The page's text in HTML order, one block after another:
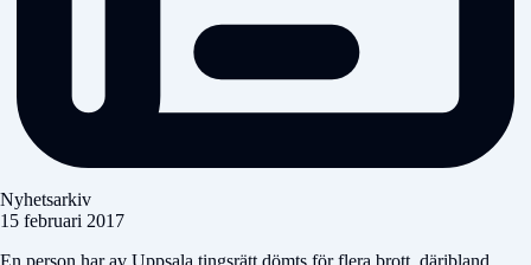
Nyhetsarkiv
15 februari 2017
En person har av Uppsala tingsrätt dömts för flera brott, däribland